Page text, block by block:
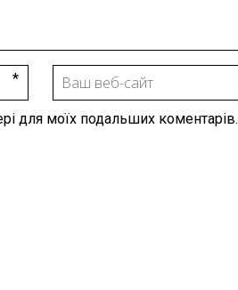
для моїх подальших коментарів.